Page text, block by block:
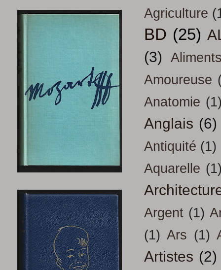
Agriculture
BD (25)
(3)
Amoureuse
Anatomie
Anglais (6)
Antiquité (1)
Aquarelle
Argent (1)
(1) Ars (1)
Artistes (2)